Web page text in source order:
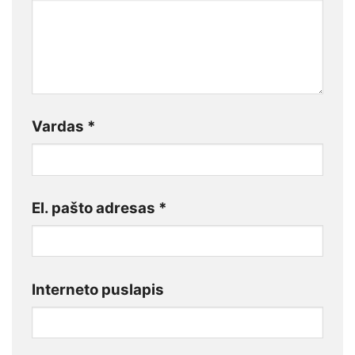
Vardas *
El. pašto adresas *
Interneto puslapis